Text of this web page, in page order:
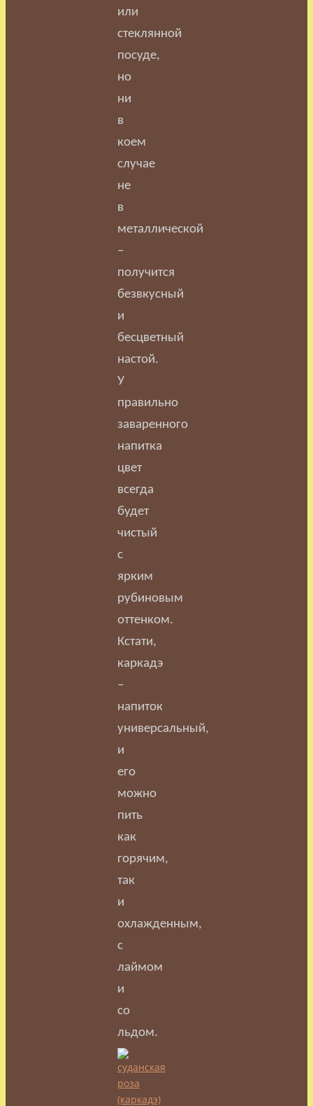
или
стеклянной
посуде,
но
ни
в
коем
случае
не
в
металлической
–
получится
безвкусный
и
бесцветный
настой.
У
правильно
заваренного
напитка
цвет
всегда
будет
чистый
с
ярким
рубиновым
оттенком.
Кстати,
каркадэ
–
напиток
универсальный,
и
его
можно
пить
как
горячим,
так
и
охлажденным,
с
лаймом
и
со
льдом.